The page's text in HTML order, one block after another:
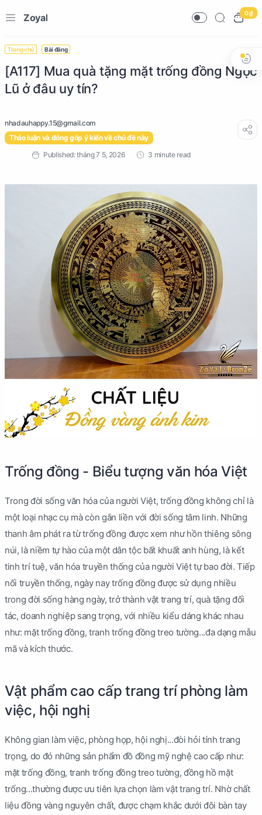
Zoyal 0 ₫
Trang chủ Bài đăng
[A117] Mua quà tặng mặt trống đồng Ngọc
Lũ ở đâu uy tín?
Thảo luận và đóng góp ý kiến về chủ đề này
3 minute read
Trống đồng - Biểu tượng văn hóa Việt
Trong đời sống văn hóa của người Việt, trống đồng không chỉ là
một loại nhạc cụ mà còn gắn liền với đời sống tâm linh. Những
thanh âm phát ra từ trống đồng được xem như hồn thiêng sông
núi, là niềm tự hào của một dân tộc bất khuất anh hùng, là kết
tinh trí tuệ, văn hóa truyền thống của người Việt tự bao đời. Tiếp
nối truyền thống, ngày nay trống đồng được sử dụng nhiều
trong đời sống hàng ngày, trở thành vật trang trí, quà tặng đối
tác, doanh nghiệp sang trọng, với nhiều kiểu dáng khác nhau
như: mặt trống đồng, tranh trống đồng treo tường...đa dạng mẫu
mã và kích thước.
Vật phẩm cao cấp trang trí phòng làm
việc, hội nghị
Không gian làm việc, phòng họp, hội nghị...đòi hỏi tính trang
trọng, do đó những sản phẩm đồ đồng mỹ nghệ cao cấp như:
mặt trống đồng, tranh trống đồng treo tường, đồng hồ mặt
trống...thường được ưu tiên lựa chọn làm vật trang trí. Nhờ chất
liệu đồng vàng nguyên chất, được chạm khắc dưới đôi bàn tay